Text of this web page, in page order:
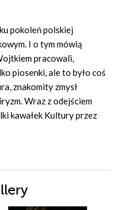
pokoleń polskiej
I o tym mówią
pracowali,
piosenki, ale to było coś
znakomity zmysł
Wraz z odejściem
kawałek Kultury przez